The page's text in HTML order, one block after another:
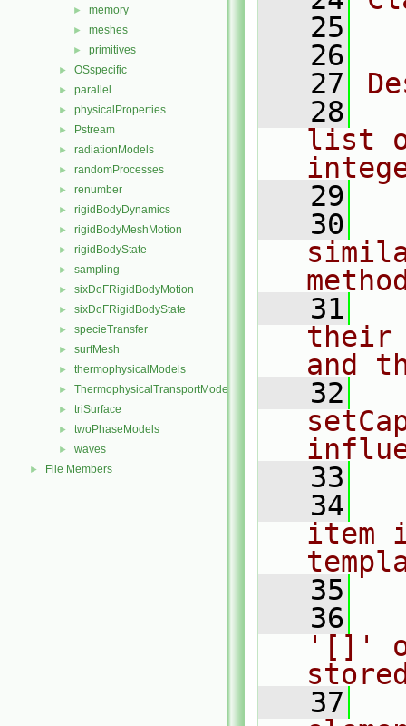
► memory
► meshes
► primitives
► OSspecific
► parallel
► physicalProperties
► Pstream
► radiationModels
► randomProcesses
► renumber
► rigidBodyDynamics
► rigidBodyMeshMotion
► rigidBodyState
► sampling
► sixDoFRigidBodyMotion
► sixDoFRigidBodyState
► specieTransfer
► surfMesh
► thermophysicalModels
► ThermophysicalTransportModels
► triSurface
► twoPhaseModels
► waves
► File Members
   25
   26
   27
   28
list
   29
   30
   31
their
and
   32
   33
   34
item
   35
   36
'[]'
   37